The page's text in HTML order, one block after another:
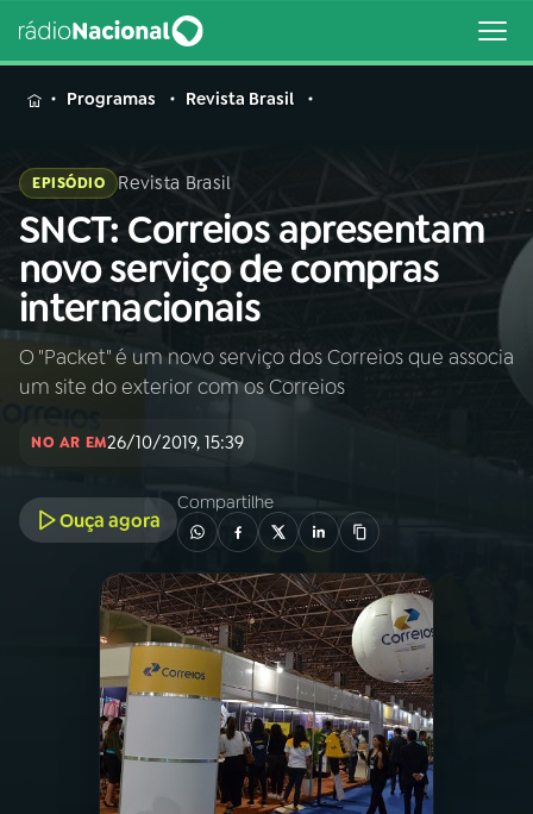
MENU
Buscar
na
Rádio
Nacional
Buscar
AO VIVO
INÍCIO
A RÁDIO
PROGRAMAÇÃO
PROGRAMAS
PODCASTS
Programas Revista Brasil
EPISÓDIO Revista Brasil
SNCT: Correios apresentam
novo serviço de compras
internacionais
O "Packet" é um novo serviço dos Correios que associa
um site do exterior com os Correios
NO AR EM26/10/2019, 15:39
Ouça agora
Compartilhe